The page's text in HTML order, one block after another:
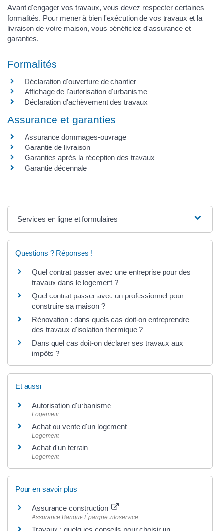
Avant d'engager vos travaux, vous devez respecter certaines
formalités. Pour mener à bien l'exécution de vos travaux et la
livraison de votre maison, vous bénéficiez d'assurance et
garanties.
Formalités
Déclaration d'ouverture de chantier
Affichage de l'autorisation d'urbanisme
Déclaration d'achèvement des travaux
Assurance et garanties
Assurance dommages-ouvrage
Garantie de livraison
Garanties après la réception des travaux
Garantie décennale
Services en ligne et formulaires
Questions ? Réponses !
Quel contrat passer avec une entreprise pour des
travaux dans le logement ?
Quel contrat passer avec un professionnel pour
construire sa maison ?
Rénovation : dans quels cas doit-on entreprendre
des travaux d'isolation thermique ?
Dans quel cas doit-on déclarer ses travaux aux
impôts ?
Et aussi
Autorisation d'urbanisme
Logement
Achat ou vente d'un logement
Logement
Achat d'un terrain
Logement
Pour en savoir plus
Assurance construction
Assurance Banque Épargne Infoservice
Travaux : quelques conseils pour choisir un